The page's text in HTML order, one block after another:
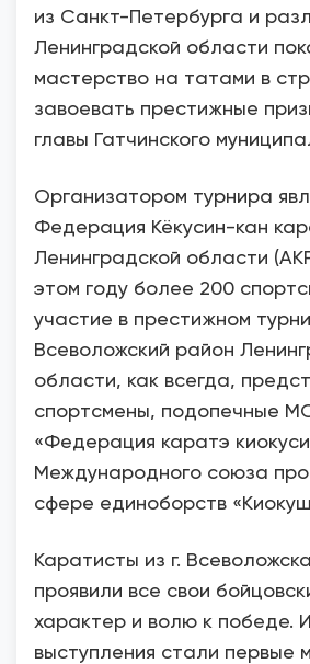
из Санкт-Петербурга и
Ленинградской области
мастерство на татами в
завоевать престижные
главы Гатчинского
Организатором турнира
Федерация Кёкусин-кан
Ленинградской области
этом году более 200
участие в престижном
Всеволожский район
области, как всегда,
спортсмены, подопечные
«Федерация каратэ
Международного союза
сфере единоборств
Каратисты из г.
проявили все свои
характер и волю к победе.
выступления стали первые